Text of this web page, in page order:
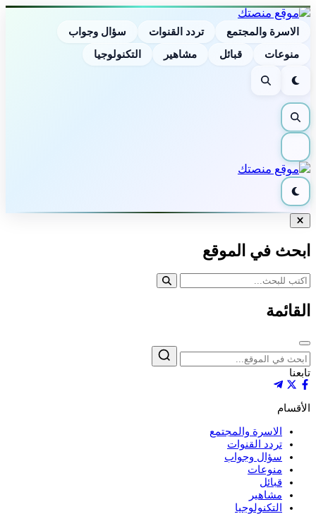
الاسرة والمجتمع تردد القنوات
سؤال وجواب
منوعات
قبائل مشاهير التكنولوجيا
الوضع
بحث
بحث
القائمة
الوضع
الليلي
إغلاق
ابحث في الموقع
القائمة
إغلاق
بحث
تابعنا
الأقسام
الاسرة والمجتمع
تردد القنوات
سؤال وجواب
منوعات
قبائل
مشاهير
التكنولوجيا